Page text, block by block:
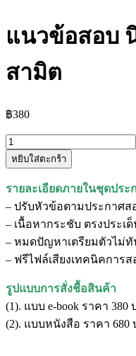
แนวข้อสอบ
สามิต
฿380
จำนวน
แนว
นิติกร
กรม
สรรพ
สามิต
ชิ้น
หยิบใส่ตะกร้า
รายละเอียดภายในชุดประ
– ปรับหัวข้อตามประกาศ
– เนื้อหากระชับ ตรงประเ
– หมดปัญหาเตรียมตัวไม่
– ฟรีไฟล์เสียงเทคนิคการ
รูปแบบการสั่งชื้อสินค้า
(1). แบบ e-book ราคา
(2). แบบหนังสือ ราคา 680